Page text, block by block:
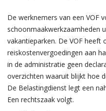
De werknemers van een VOF
schoonmaakwerkzaamheden
vakantieparken. De VOF heeft
reiskostenvergoedingen aan
in de administratie geen
overzichten waaruit blijkt hoe
De Belastingdienst legt een
Een rechtszaak volgt.